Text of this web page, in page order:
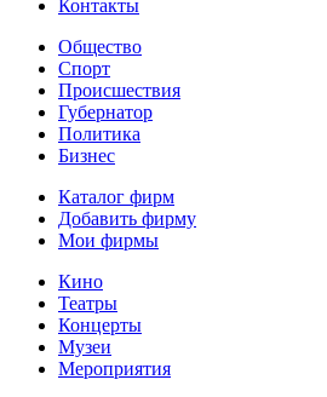
Контакты
Общество
Спорт
Происшествия
Губернатор
Политика
Бизнес
Каталог фирм
Добавить фирму
Мои фирмы
Кино
Театры
Концерты
Музеи
Мероприятия